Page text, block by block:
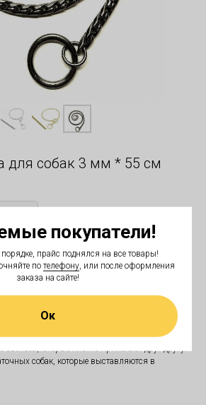
покупатели!
прайс поднялся на все товары!
по телефону, или после оформления
заказа на сайте!
Ок
для собак 3 мм * 55 см
В корзину
металлическая удавка,
звеньев,которые плотно прилегают друг другу!
собак, которые выставляются в